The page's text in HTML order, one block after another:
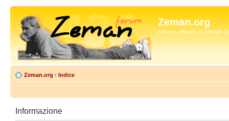
Zeman.org
Il forum ufficiale di Zdenek
Zeman.org ‹ Indice
Informazione